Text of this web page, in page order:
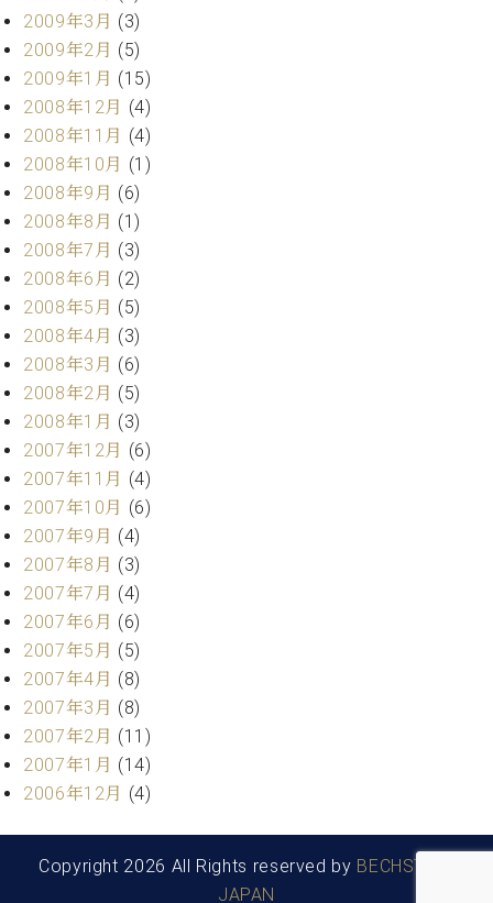
2009年3月 (3)
2009年2月 (5)
2009年1月 (15)
2008年12月 (4)
2008年11月 (4)
2008年10月 (1)
2008年9月 (6)
2008年8月 (1)
2008年7月 (3)
2008年6月 (2)
2008年5月 (5)
2008年4月 (3)
2008年3月 (6)
2008年2月 (5)
2008年1月 (3)
2007年12月 (6)
2007年11月 (4)
2007年10月 (6)
2007年9月 (4)
2007年8月 (3)
2007年7月 (4)
2007年6月 (6)
2007年5月 (5)
2007年4月 (8)
2007年3月 (8)
2007年2月 (11)
2007年1月 (14)
2006年12月 (4)
Copyright 2026 All Rights reserved by BECHSTEIN
JAPAN